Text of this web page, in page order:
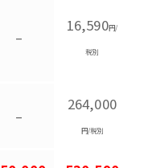
–
16,590円/
税別
–
264,000
円/税別